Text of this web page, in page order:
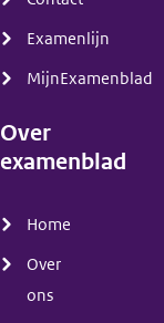
Examenlijn
MijnExamenblad
Over
examenblad
Home
Over
ons